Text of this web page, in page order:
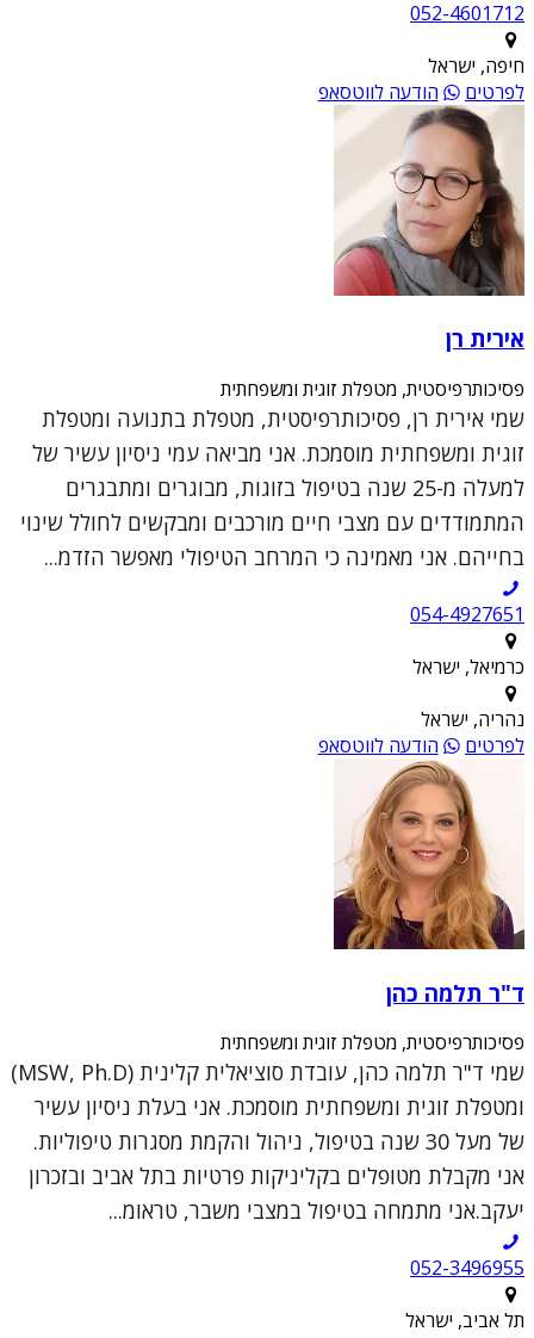
052-4601712
חיפה, ישראל
לפרטים
הודעה לווטסאפ
אירית רן
פסיכותרפיסטית, מטפלת זוגית ומשפחתית
שמי אירית רן, פסיכותרפיסטית, מטפלת בתנועה ומטפלת
זוגית ומשפחתית מוסמכת. אני מביאה עמי ניסיון עשיר של
למעלה מ-25 שנה בטיפול בזוגות, מבוגרים ומתבגרים
המתמודדים עם מצבי חיים מורכבים ומבקשים לחולל שינוי
בחייהם. אני מאמינה כי המרחב הטיפולי מאפשר הזדמ...
054-4927651
כרמיאל, ישראל
נהריה, ישראל
לפרטים
הודעה לווטסאפ
ד"ר תלמה כהן
פסיכותרפיסטית, מטפלת זוגית ומשפחתית
שמי ד"ר תלמה כהן, עובדת סוציאלית קלינית (MSW, Ph.D)
ומטפלת זוגית ומשפחתית מוסמכת. אני בעלת ניסיון עשיר
של מעל 30 שנה בטיפול, ניהול והקמת מסגרות טיפוליות.
אני מקבלת מטופלים בקליניקות פרטיות בתל אביב ובזכרון
יעקב.אני מתמחה בטיפול במצבי משבר, טראומ...
052-3496955
תל אביב, ישראל